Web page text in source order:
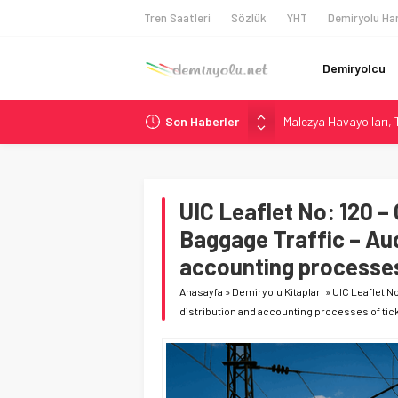
Tren Saatleri Sözlük YHT Demiryolu
Demiryolcu
Son Haberler
Malezya Havayolları,
ÖBB ve RFI’dan
Madrid Atocha’da 56
İngiltere
UIC Leaflet No: 120 –
Baggage Traffic –
accounting
Anasayfa » Demiryolu Kitapları » UIC Leaflet
distribution and accounting processes of